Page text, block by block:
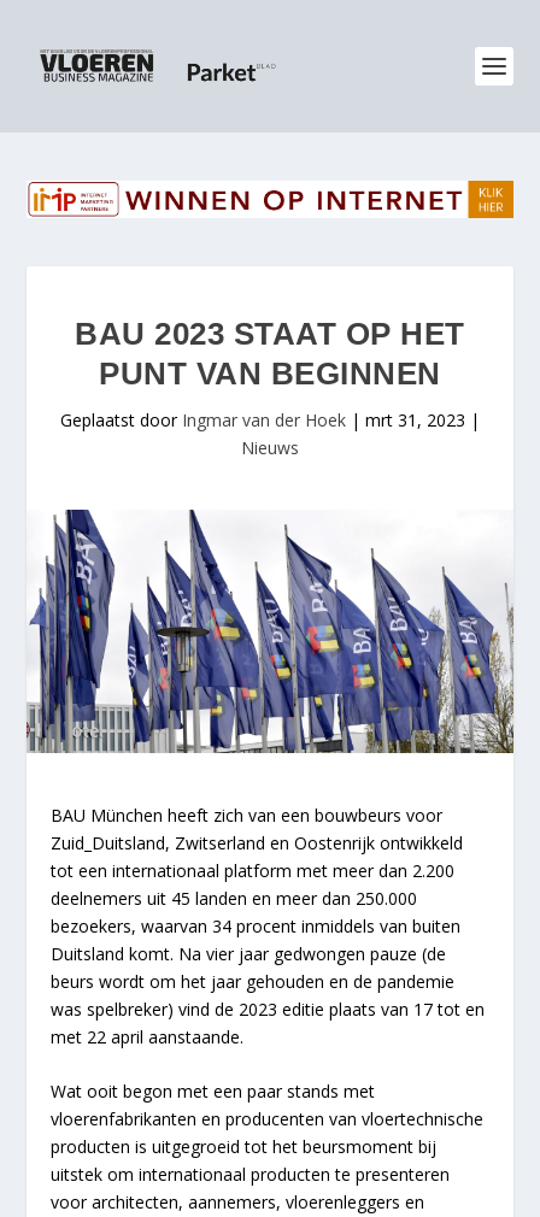
BAU 2023 STAAT OP HET
PUNT VAN BEGINNEN
Geplaatst door Ingmar van der Hoek | mrt 31, 2023 |
Nieuws
BAU München heeft zich van een bouwbeurs voor
Zuid_Duitsland, Zwitserland en Oostenrijk ontwikkeld
tot een internationaal platform met meer dan 2.200
deelnemers uit 45 landen en meer dan 250.000
bezoekers, waarvan 34 procent inmiddels van buiten
Duitsland komt. Na vier jaar gedwongen pauze (de
beurs wordt om het jaar gehouden en de pandemie
was spelbreker) vind de 2023 editie plaats van 17 tot en
met 22 april aanstaande.
Wat ooit begon met een paar stands met
vloerenfabrikanten en producenten van vloertechnische
producten is uitgegroeid tot het beursmoment bij
uitstek om internationaal producten te presenteren
voor architecten, aannemers, vloerenleggers en